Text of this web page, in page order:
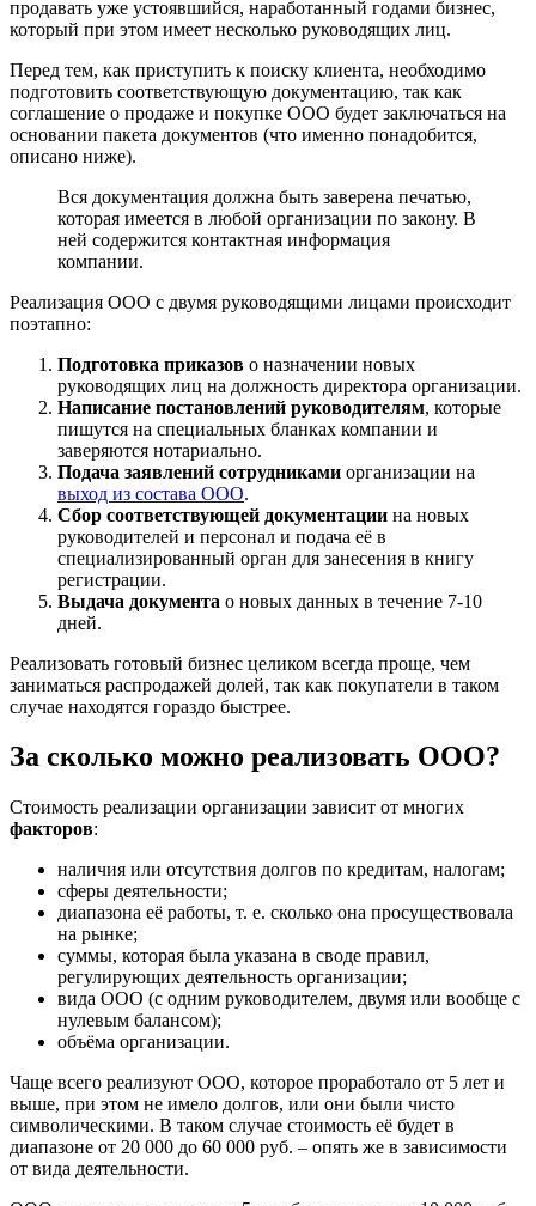
продавать уже устоявшийся, наработанный годами бизнес,
который при этом имеет несколько руководящих лиц.
Перед тем, как приступить к поиску клиента, необходимо
подготовить соответствующую документацию, так как
соглашение о продаже и покупке ООО будет заключаться на
основании пакета документов (что именно понадобится,
описано ниже).
Вся документация должна быть заверена печатью,
которая имеется в любой организации по закону. В
ней содержится контактная информация
компании.
Реализация ООО с двумя руководящими лицами происходит
поэтапно:
Подготовка приказов о назначении новых
руководящих лиц на должность директора организации.
Написание постановлений руководителям, которые
пишутся на специальных бланках компании и
заверяются нотариально.
Подача заявлений сотрудниками организации на
выход из состава ООО.
Сбор соответствующей документации на новых
руководителей и персонал и подача её в
специализированный орган для занесения в книгу
регистрации.
Выдача документа о новых данных в течение 7-10
дней.
Реализовать готовый бизнес целиком всегда проще, чем
заниматься распродажей долей, так как покупатели в таком
случае находятся гораздо быстрее.
За сколько можно реализовать ООО?
Стоимость реализации организации зависит от многих
факторов:
наличия или отсутствия долгов по кредитам, налогам;
сферы деятельности;
диапазона её работы, т. е. сколько она просуществовала
на рынке;
суммы, которая была указана в своде правил,
регулирующих деятельность организации;
вида ООО (с одним руководителем, двумя или вообще с
нулевым балансом);
объёма организации.
Чаще всего реализуют ООО, которое проработало от 5 лет и
выше, при этом не имело долгов, или они были чисто
символическими. В таком случае стоимость её будет в
диапазоне от 20 000 до 60 000 руб. – опять же в зависимости
от вида деятельности.